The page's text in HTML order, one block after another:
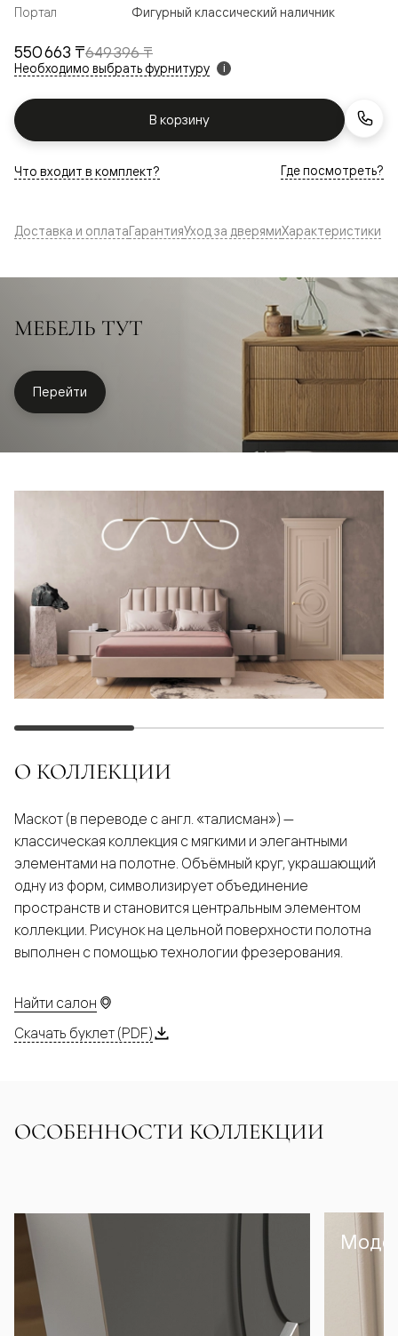
550 663 ₸649 396 ₸
Необходимо выбрать фурнитуру i
В корзину
Портал
Фигурный классический наличник
Что входит в комплект? Где посмотреть?
Доставка и оплатаГарантияУход за дверямиХарактеристики
МЕБЕЛЬ ТУТ
Перейти
О КОЛЛЕКЦИИ
Маскот (в переводе с англ. «талисман») —
классическая коллекция с мягкими и элегантными
элементами на полотне. Объёмный круг, украшающий
одну из форм, символизирует объединение
пространств и становится центральным элементом
коллекции. Рисунок на цельной поверхности полотна
выполнен с помощью технологии фрезерования.
Найти салон
Скачать буклет (PDF)
ОСОБЕННОСТИ КОЛЛЕКЦИИ